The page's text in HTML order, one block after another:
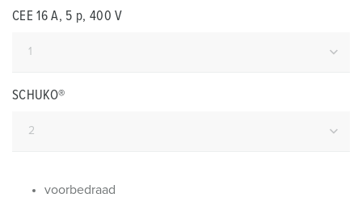
CEE 16 A, 5 p, 400 V
SCHUKO®
voorbedraad